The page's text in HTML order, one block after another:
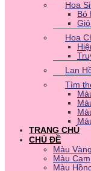
Hoa
Bó
Hoa
Lan
Tìm
TRANG CHỦ
CHỦ ĐỀ
Màu Vàng
Màu Cam
Màu